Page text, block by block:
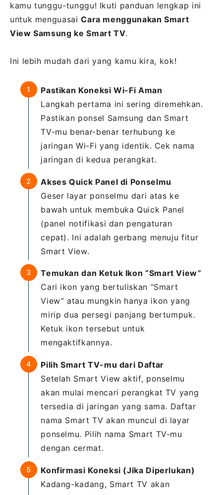
kamu tunggu-tunggu! Ikuti panduan lengkap ini
untuk menguasaiCara menggunakan Smart
View Samsung ke Smart TV.
Ini lebih mudah dari yang kamu kira, kok!
Pastikan Koneksi Wi-Fi Aman
Langkah pertama ini sering diremehkan.
Pastikan ponsel Samsung dan Smart
TV-mu benar-benar terhubung ke
jaringan Wi-Fi yang identik. Cek nama
jaringan di kedua perangkat.
Akses Quick Panel di Ponselmu
Geser layar ponselmu dari atas ke
bawah untuk membuka Quick Panel
(panel notifikasi dan pengaturan
cepat). Ini adalah gerbang menuju fitur
Smart View.
Temukan dan Ketuk Ikon “Smart View”
Cari ikon yang bertuliskan “Smart
View” atau mungkin hanya ikon yang
mirip dua persegi panjang bertumpuk.
Ketuk ikon tersebut untuk
mengaktifkannya.
Pilih Smart TV-mu dari Daftar
Setelah Smart View aktif, ponselmu
akan mulai mencari perangkat TV yang
tersedia di jaringan yang sama. Daftar
nama Smart TV akan muncul di layar
ponselmu. Pilih nama Smart TV-mu
dengan cermat.
Konfirmasi Koneksi (Jika Diperlukan)
Kadang-kadang, Smart TV akan